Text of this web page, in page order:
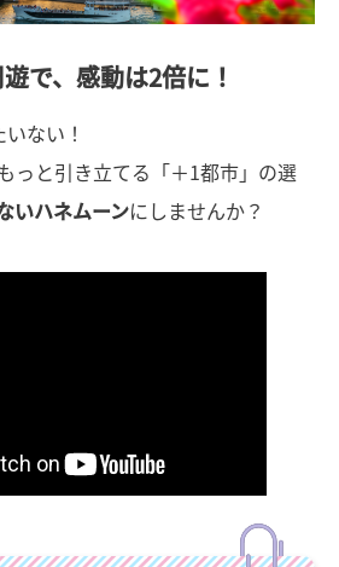
で、感動は2倍に！
ない！
っと引き立てる「＋1都市」の選
いハネムーンにしませんか？